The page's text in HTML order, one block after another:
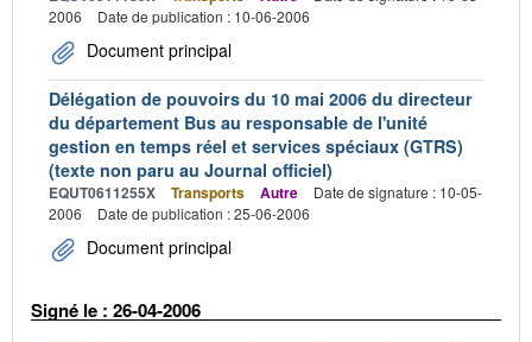
2006
Date de publication : 10-06-2006
Document principal
Délégation de pouvoirs du 10 mai 2006 du directeur
du département Bus au responsable de l'unité
gestion en temps réel et services spéciaux (GTRS)
(texte non paru au Journal officiel)
EQUT0611255X Transports Autre
Date de signature : 10-05-
2006
Date de publication : 25-06-2006
Document principal
Signé le : 26-04-2006